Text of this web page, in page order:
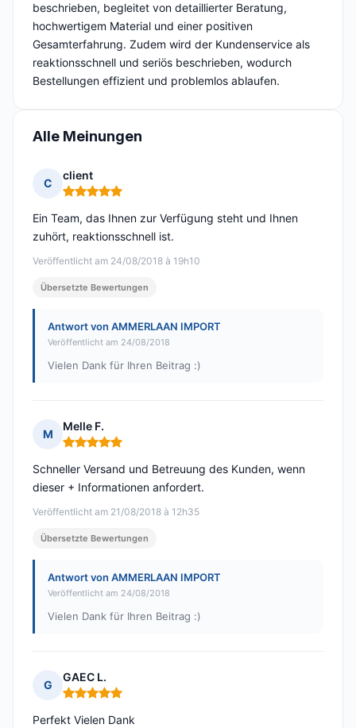
beschrieben, begleitet von detaillierter Beratung,
hochwertigem Material und einer positiven
Gesamterfahrung. Zudem wird der Kundenservice als
reaktionsschnell und seriös beschrieben, wodurch
Bestellungen effizient und problemlos ablaufen.
Alle Meinungen
C
client
Hinweis: 5 von 5
Veröffentlicht am 24/08/2018 à 19h10
Ein Team, das Ihnen zur Verfügung steht und Ihnen
zuhört, reaktionsschnell ist.
Übersetzte Bewertungen
Antwort von AMMERLAAN IMPORT
Veröffentlicht am 24/08/2018
Vielen Dank für Ihren Beitrag :)
M
Melle F.
Hinweis: 5 von 5
Veröffentlicht am 21/08/2018 à 12h35
Schneller Versand und Betreuung des Kunden, wenn
dieser + Informationen anfordert.
Übersetzte Bewertungen
Antwort von AMMERLAAN IMPORT
Veröffentlicht am 24/08/2018
Vielen Dank für Ihren Beitrag :)
G
GAEC L.
Hinweis: 5 von 5
Perfekt Vielen Dank